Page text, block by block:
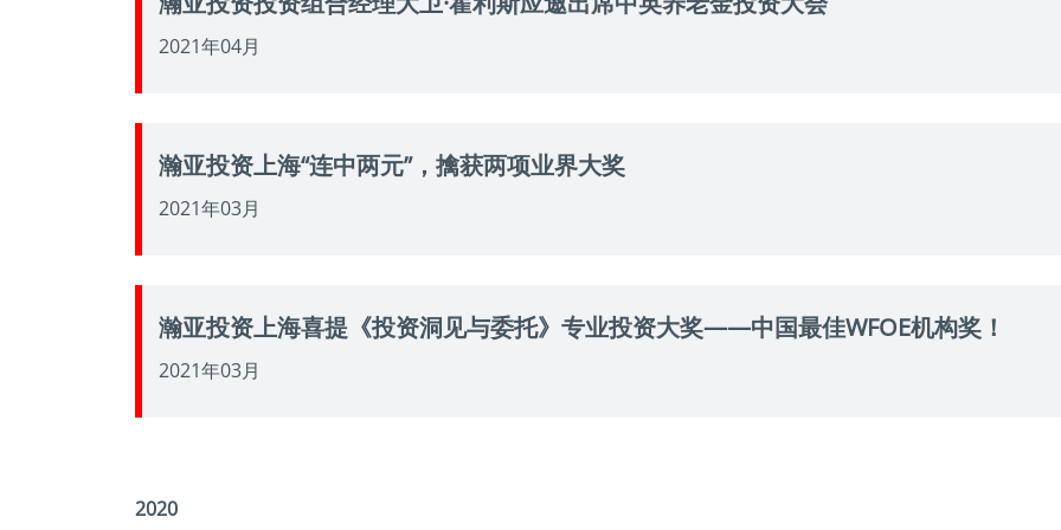
2021年04月
瀚亚投资上海“连中两元”，擒获两项业界大奖
2021年03月
瀚亚投资上海喜提《投资洞见与委托》专业投资大奖——中国最佳WFOE机构奖！
2021年03月
2020